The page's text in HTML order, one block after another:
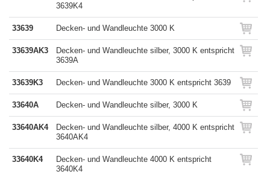
3639K4
33639 Decken- und Wandleuchte 3000 K
33639AK3
Decken- und Wandleuchte silber, 3000 K entspricht
3639A
33639K3 Decken- und Wandleuchte 3000 K entspricht 3639
33640A Decken- und Wandleuchte silber, 3000 K
33640AK4
Decken- und Wandleuchte silber, 4000 K entspricht
3640AK4
33640K4
Decken- und Wandleuchte 4000 K entspricht
3640K4